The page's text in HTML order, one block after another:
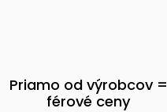
Priamo od výrobcov =
férové ceny